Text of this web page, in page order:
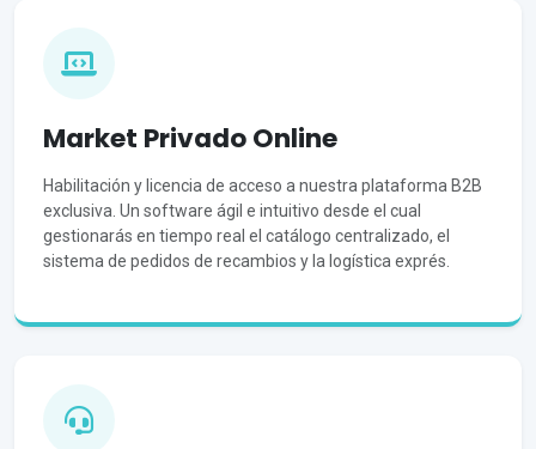
Market Privado Online
Habilitación y licencia de acceso a nuestra plataforma B2B
exclusiva. Un software ágil e intuitivo desde el cual
gestionarás en tiempo real el catálogo centralizado, el
sistema de pedidos de recambios y la logística exprés.